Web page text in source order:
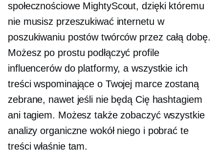
społecznościowe MightyScout, dzięki któremu
nie musisz przeszukiwać internetu w
poszukiwaniu postów twórców przez całą dobę.
Możesz po prostu podłączyć profile
influencerów do platformy, a wszystkie ich
treści wspominające o Twojej marce zostaną
zebrane, nawet jeśli nie będą Cię hashtagiem
ani tagiem. Możesz także zobaczyć wszystkie
analizy organiczne wokół niego i pobrać te
treści właśnie tam.